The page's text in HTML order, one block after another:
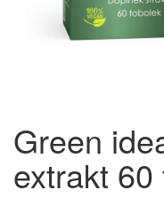
Green
extrakt 60